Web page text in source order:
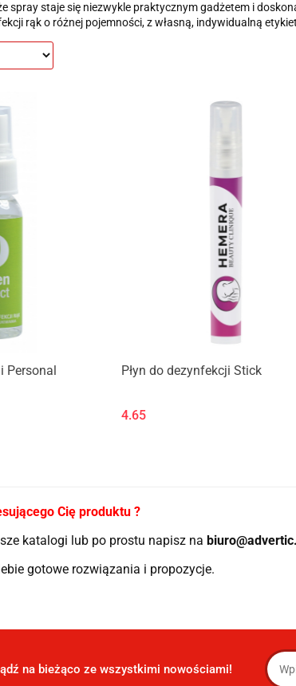
spray staje się niezwykle praktycznym gadżetem i
rąk o różnej pojemności, z własną, indywidualną
Personal Płyn do dezynfekcji Stick
4.65
Cię produktu ?
katalogi lub po prostu napisz na
gotowe rozwiązania i propozycje.
na bieżąco ze wszystkimi nowościami!